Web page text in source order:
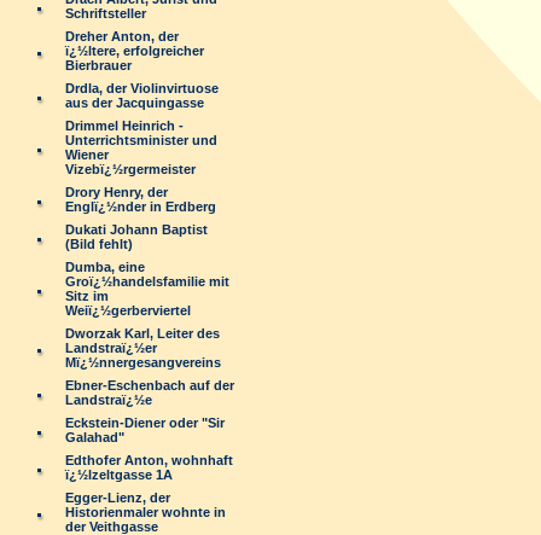
Schriftsteller
Dreher Anton, der
ï¿½ltere, erfolgreicher
Bierbrauer
Drdla, der Violinvirtuose
aus der Jacquingasse
Drimmel Heinrich -
Unterrichtsminister und
Wiener
Vizebï¿½rgermeister
Drory Henry, der
Englï¿½nder in Erdberg
Dukati Johann Baptist
(Bild fehlt)
Dumba, eine
Groï¿½handelsfamilie mit
Sitz im
Weiï¿½gerberviertel
Dworzak Karl, Leiter des
Landstraï¿½er
Mï¿½nnergesangvereins
Ebner-Eschenbach auf der
Landstraï¿½e
Eckstein-Diener oder "Sir
Galahad"
Edthofer Anton, wohnhaft
ï¿½lzeltgasse 1A
Egger-Lienz, der
Historienmaler wohnte in
der Veithgasse